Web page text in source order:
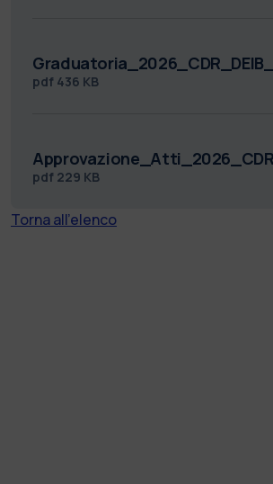
pdf 436 KB
pdf 229 KB
Torna all'elenco